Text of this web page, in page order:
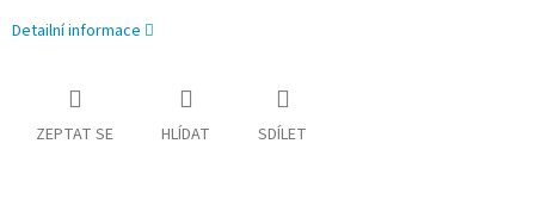
Detailní informace
ZEPTAT SE HLÍDAT SDÍLET